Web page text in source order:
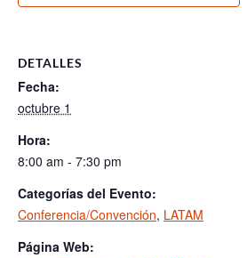
DETALLES
Fecha:
octubre 1
Hora:
8:00 am - 7:30 pm
Categorías del Evento:
Conferencia/Convención, LATAM
Página Web: